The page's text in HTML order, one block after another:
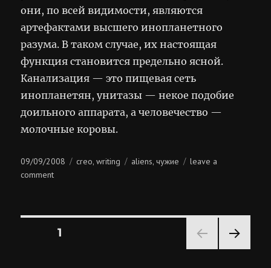
они, по всей видимости, являются
артефактами высшего инопланетного
разума. В таком случае, их настоящая
функция становится предельно ясной.
Канализация — это пищевая сеть
инопланетян, унитазы — некое подобие
доильного аппарата, а человечество —
молочные коровы.
Posted
on
09/09/2008 Categories
creo,writing Tags
aliens,чужие
leave a
commenton
Posts
PAGE1